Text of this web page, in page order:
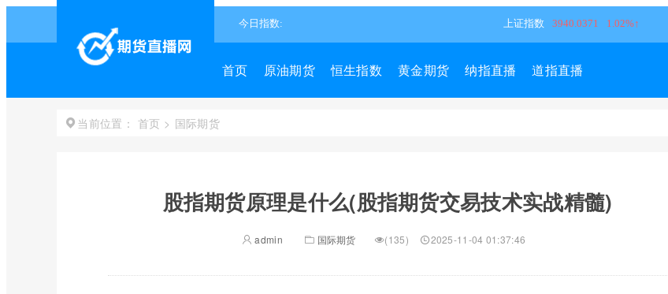
首页 原油期货 恒生指数 黄金期货 纳指直播 道指直播
当前位置： 首页 > 国际期货
股指期货原理是什么(股指期货交易技术实战精髓)
admin 国际期货 (135) 2025-11-04 01:37:46